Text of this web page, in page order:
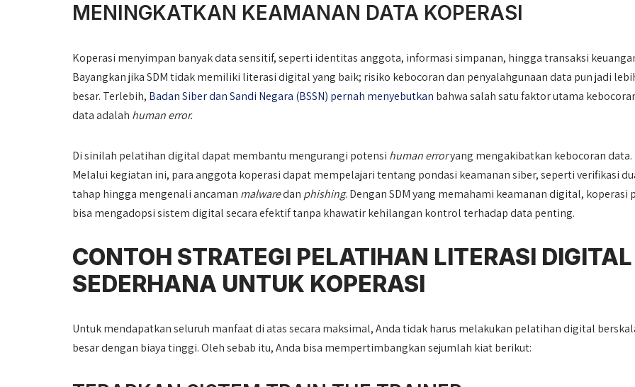
MENINGKATKAN KEAMANAN DATA KOPERASI
Koperasi menyimpan banyak data sensitif, seperti identitas anggota, informasi simpanan, hingga transaksi
Bayangkan jika SDM tidak memiliki literasi digital yang baik; risiko kebocoran dan penyalahgunaan data pun jadi
besar. Terlebih, Badan Siber dan Sandi Negara (BSSN) pernah menyebutkan bahwa salah satu faktor utama
data adalah human error.
Di sinilah pelatihan digital dapat membantu mengurangi potensi human erroryang mengakibatkan kebocoran data.
Melalui kegiatan ini, para anggota koperasi dapat mempelajari tentang pondasi keamanan siber, seperti verifikasi
tahap hingga mengenali ancaman malwaredan phishing. Dengan SDM yang memahami keamanan digital, koperasi
bisa mengadopsi sistem digital secara efektif tanpa khawatir kehilangan kontrol terhadap data penting.
CONTOH STRATEGI PELATIHAN LITERASI DIGITAL
SEDERHANA UNTUK KOPERASI
Untuk mendapatkan seluruh manfaat di atas secara maksimal, Anda tidak harus melakukan pelatihan digital
besar dengan biaya tinggi. Oleh sebab itu, Anda bisa mempertimbangkan sejumlah kiat berikut: